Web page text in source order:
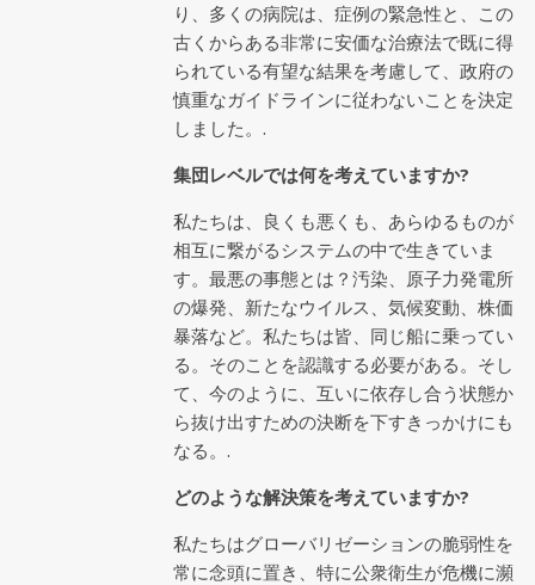
り、多くの病院は、症例の緊急性と、この
古くからある非常に安価な治療法で既に得
られている有望な結果を考慮して、政府の
慎重なガイドラインに従わないことを決定
しました。.
集団レベルでは何を考えていますか?
私たちは、良くも悪くも、あらゆるものが
相互に繋がるシステムの中で生きていま
す。最悪の事態とは？汚染、原子力発電所
の爆発、新たなウイルス、気候変動、株価
暴落など。私たちは皆、同じ船に乗ってい
る。そのことを認識する必要がある。そし
て、今のように、互いに依存し合う状態か
ら抜け出すための決断を下すきっかけにも
なる。.
どのような解決策を考えていますか?
私たちはグローバリゼーションの脆弱性を
常に念頭に置き、特に公衆衛生が危機に瀕